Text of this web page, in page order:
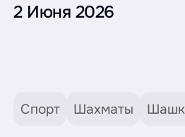
2 Июня 2026
Спорт Шахматы